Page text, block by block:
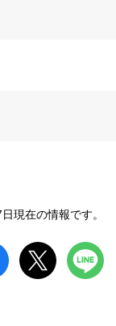
現在の情報です。